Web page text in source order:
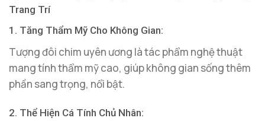
Trang Trí
1. Tăng Thẩm Mỹ Cho Không Gian:
Tượng đôi chim uyên ương là tác phẩm nghệ thuật
mang tính thẩm mỹ cao, giúp không gian sống thêm
phần sang trọng, nổi bật.
2. Thể Hiện Cá Tính Chủ Nhân: